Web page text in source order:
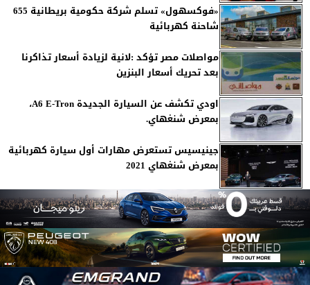
«فوكسهول» تسلم شركة حكومية بريطانية 655
شاحنة كهربائية
مواصلات مصر تؤكد :لانية لزيادة أسعار تذاكرنا
بعد تحريك أسعار البنزين
اودي تكشف عن السيارة الجديدة A6 E-Tron،
بمعرض شنغهاي.
جينيسيس تستعرض مهارات أول سيارة كهربائية
بمعرض شنغهاي 2021